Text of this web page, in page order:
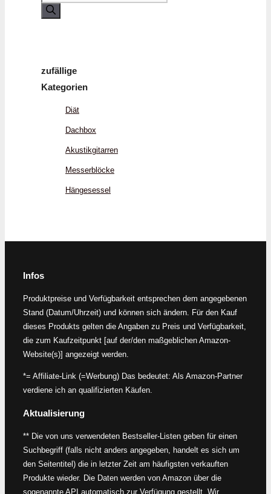
nach:
zufällige
Kategorien
Diät
Dachbox
Akustikgitarren
Messerblöcke
Hängesessel
Infos
Produktpreise und Verfügbarkeit entsprechen dem angegebenen
Stand (Datum/Uhrzeit) und können sich ändern. Für den Kauf
dieses Produkts gelten die Angaben zu Preis und Verfügbarkeit,
die zum Kaufzeitpunkt [auf der/den maßgeblichen Amazon-
Website(s)] angezeigt werden.
*= Affiliate-Link (=Werbung) Das bedeutet: Als Amazon-Partner
verdiene ich an qualifizierten Käufen.
Aktualisierung
** Die von uns verwendeten Bestseller-Listen geben für einen
Suchbegriff (falls nicht anders angegeben, handelt es sich um
den Seitentitel) die in letzter Zeit am häufigsten verkauften
Produkte wieder. Die Daten werden von Amazon über die
sogenannte API automatisch zur Verfügung gestellt. Wir